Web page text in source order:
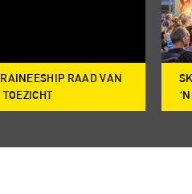
RAAD VAN
TOEZICHT